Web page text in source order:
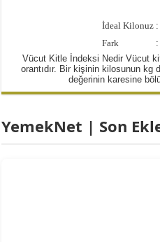
İdeal Kilonuz :
Fark :
Vücut Kitle İndeksi Nedir Vücut
orantıdır. Bir kişinin kilosunun kg
değerinin karesine
YemekNet | Son